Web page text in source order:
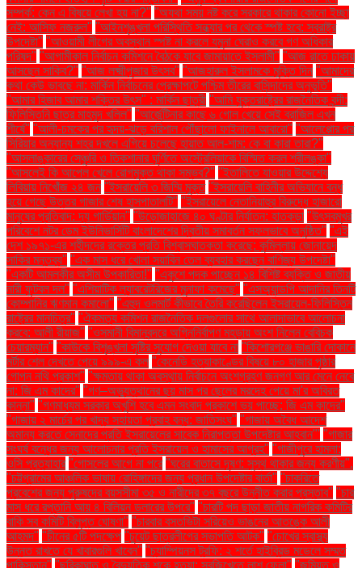
সম্পর্ক: কেন এ বিষয়ে লেখা হয় না?" "অযথা সময় নষ্ট করে সরকারে থাকার কোনো ইচ্ছা
নেই: আসিফ নজরুল" "আইনশৃঙ্খলা পরিস্থিতি সন্ধ্যার পর থেকে স্পষ্ট হবে: স্বরাষ্ট্র
উপদেষ্টা" "আওয়ামী লীগের অবস্থান স্পষ্ট না করলে যমুনা ঘেরাও করবে গণ অধিকার
পরিষদ" "আগামীকাল নির্বাচন কমিশনে বৈঠকে যাবে জামায়াতে ইসলামী" "আজ রাতে ঢাকায়
আসছেন সাকিব?" "আজ লক্ষ্মীপূজার উৎসব" "আজহারুল ইসলামকে মুক্তি দিন "আমাদের
কথা কেউ ভাবছে না: মার্কিন নির্বাচনের প্রেক্ষাপটে পশ্চিম তীরের বাসিন্দাদের অনুভূতি"
"আমার হিজাব আমার শক্তির উৎস" : মার্কিন ছাত্রী "আমি যুক্তরাষ্ট্রের রাজনৈতিক বন্দী:
ফিলিস্তিনি ছাত্র মাহমুদ খলিল" "আর্জেন্টিনার কাছে ৬ গোল খেয়ে সেই ব্রাজিল এখন
শীর্ষে" "আলী-চমকের পর হৃদয়-ঝড়ে বরিশাল পৌঁছালো ফাইনালে আবারো" "আলেপ্পোর পর
সিরিয়ার অন্যান্য শহর দখলে এগিয়ে চলেছে হায়াত আল-শাম: কে বা কারা তারা?"
"আসলাঙ্কারের সেঞ্চুরি ও তিকশানার ঘূর্ণিতে অস্ট্রেলিয়াকে বিস্মিত করল শ্রীলঙ্কা"
"আসলেই কি আপেল খেলে রোগমুক্ত থাকা সম্ভব?" "ইতালিতে যাওয়ার উদ্দেশ্যে
লিবিয়ায় নিখোঁজ ২৪ জন "ইসরায়েলি ৩ জিম্মি মুক্ত "ইসরায়েলি বাহিনীর অভিযানে বন্ধ
হয়ে গেছে উত্তর গাজার শেষ হাসপাতালটি" "ইসরায়েলে নেতানিয়াহুর বিরুদ্ধে হাজারো
মানুষের প্রতিবাদ: দ্য গার্ডিয়ান" "উড়োজাহাজে ৪০ ঘণ্টার নির্যাতন: হাতকড়া "উৎসবমুখর
পরিবেশে নটর ডেম ইউনিভার্সিটি বাংলাদেশের দ্বিতীয় সমাবর্তন সফলভাবে অনুষ্ঠিত" "এই
দেশ ১৯৭১-এর শহীদদের রক্তের প্রতি বিশ্বাসঘাতকতা করেছে: কুমিল্লায় জোনায়েদ
সাকির মন্তব্য" "এক মাস ধরে খোলা সয়াবিন তেল ব্যবহার করছেন বাণিজ্য উপদেষ্টা"
"একটি আমলকীর অসীম উপকারিতা!" "একুশে পদক পাচ্ছেন ১৪ বিশিষ্ট ব্যক্তি ও জাতীয়
নারী ফুটবল দল" "এশিয়াটিক ল্যাবরেটরিজের মুনাফা কমেছে" "এসঅ্যান্ডপি আদানির তিনটি
কোম্পানির ঋণমান কমালো" "এহুদ ওলমার্ট কীভাবে তৈরি করেছিলেন ইসরায়েল-ফিলিস্তিন
রাষ্ট্রের মানচিত্র" "ঐকমত্য কমিশন রাজনৈতিক দলগুলোর সাথে আলাদাভাবে আলোচনা
করবে: আলী রীয়াজ" "ওসমানী বিমানবন্দরে অগ্নিনির্বাপণ মহড়ায় অংশ নিলেন বেবিচক
চেয়ারম্যান" "কাউকে বিশৃঙ্খলা সৃষ্টির সুযোগ দেওয়া যাবে না "কিশোরগঞ্জে ভাঙারি দোকানে
মর্টার শেল দেখতে পেয়ে ৯৯৯-এ কল "কেনেডি হত্যাকাণ্ডের বিষয়ে ৮০ হাজার পৃষ্ঠার
গোপন নথি প্রকাশ" "ক্ষমতায় থাকা অবস্থায় নির্বাচনে অংশগ্রহণ জনগণ আর মেনে নেবে
না: জি এম কাদের" "গণ–অভ্যুত্থানের ছয় মাস পর ছেলের মরদেহ পেয়ে মা'র অবিরত
কান্না" "গণমাধ্যম সরকার অখুশি হবে এমন সংবাদ প্রকাশে ভয় পাচ্ছে: জি এম কাদের"
"গাজায় ২ মার্চের পর খাদ্য সহায়তা প্রবাহ বন্ধ: জাতিসংঘ" "গাজায় অবৈধ আদেশ
অমান্য করতে সেনাদের প্রতি ইসরায়েলের সাবেক নিরাপত্তা উপদেষ্টার আহ্বান"' "গাজার
সংঘর্ষ বন্ধের জন্য আলোচনার প্রতি ইসরায়েল ও হামাসের আগ্রহ" "গাজীপুরে হামলা:
ওসি প্রত্যাহার "গোসলের আগে না পরে "ঘরের বাতাসে দূষণ: সুস্থ থাকার জন্য করণীয়".
"চট্টগ্রামের আঞ্চলিক ভাষায় রোহিঙ্গাদের জন্য প্রধান উপদেষ্টার বার্তা" "চাকরিতে
প্রবেশের জন্য পুরুষদের বয়সসীমা ৩৫ ও নারীদের ৩৭ বছরে উন্নীত করার প্রস্তাব" "চার
মাস ধরে রপ্তানি আয় ৪ বিলিয়ন ডলারের উপরে" "চারটি পদ ছাড়া জাতীয় নাগরিক কমিটির
বাকি সব কমিটি বিলুপ্ত ঘোষণা" "চারবার বসতভিটা সরিয়েও ভাঙনের আতঙ্কে আলী
আহমদ" "চীনের ৫টি পদক্ষেপ "চুয়েট ছাত্রলীগের সভাপতি আটক" "চোখের স্বাস্থ্য
উন্নত রাখতে যে খাবারগুলি খাবেন" "চ্যাম্পিয়নস ট্রফি: ২ শর্তে হাইব্রিড মডেলে সম্মত
পাকিস্তান" "ছুরিকাঘাত ও বৈদ্যুতিক শকে হত্যা: সবজিখেতে লাশ ফেলা" "জমিয়ত ও